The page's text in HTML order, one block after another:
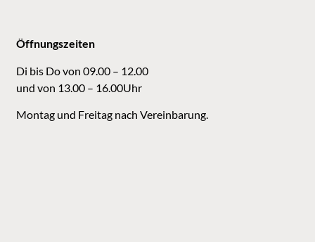
Öffnungszeiten
Di bis Do von 09.00 – 12.00
und von 13.00 – 16.00Uhr
Montag und Freitag nach Vereinbarung.